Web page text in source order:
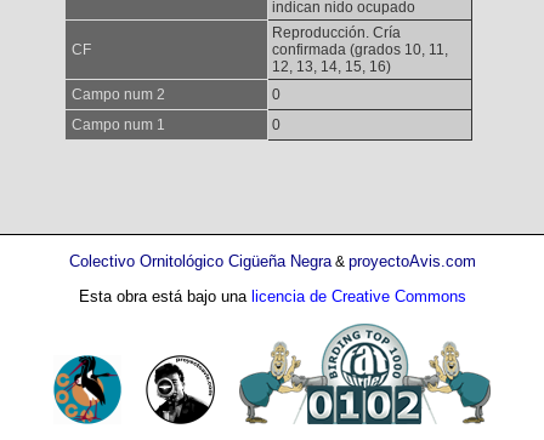
indican nido ocupado
CF
Reproducción. Cría
confirmada (grados 10, 11,
12, 13, 14, 15, 16)
Campo num 2
0
Campo num 1
0
Colectivo Ornitológico Cigüeña Negra& proyectoAvis.com
Esta obra está bajo una licencia de Creative Commons